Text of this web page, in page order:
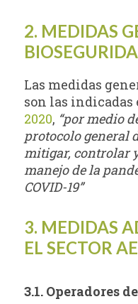
2. MEDIDAS
Las medidas
son las indicadas
2020, “por medio
protocolo general
mitigar, controlar
manejo de la
COVID-19”
3. MEDIDAS
EL SECTOR
3.1. Operadores